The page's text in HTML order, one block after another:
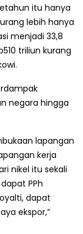
itu hanya
lebih hanya
menjadi 33,8
triliun kurang
negara hingga
lapangan
kerja
nikel itu sekali
PPh
dapat
ekspor,”